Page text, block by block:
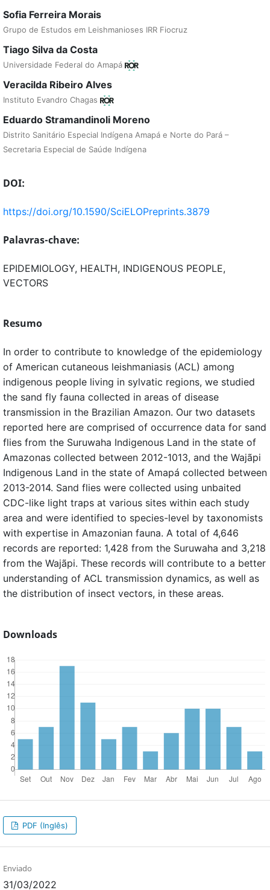
Sofia Ferreira Morais
Grupo de Estudos em Leishmanioses IRR Fiocruz
Tiago Silva da Costa
Universidade Federal do Amapá
Veracilda Ribeiro Alves
Instituto Evandro Chagas
Eduardo Stramandinoli Moreno
Distrito Sanitário Especial Indígena Amapá e Norte do Pará –
Secretaria Especial de Saúde Indígena
DOI:
https://doi.org/10.1590/SciELOPreprints.3879
Palavras-chave:
EPIDEMIOLOGY, HEALTH, INDIGENOUS PEOPLE,
VECTORS
Resumo
In order to contribute to knowledge of the epidemiology
of American cutaneous leishmaniasis (ACL) among
indigenous people living in sylvatic regions, we studied
the sand fly fauna collected in areas of disease
transmission in the Brazilian Amazon. Our two datasets
reported here are comprised of occurrence data for sand
flies from the Suruwaha Indigenous Land in the state of
Amazonas collected between 2012-1013, and the Wajãpi
Indigenous Land in the state of Amapá collected between
2013-2014. Sand flies were collected using unbaited
CDC-like light traps at various sites within each study
area and were identified to species-level by taxonomists
with expertise in Amazonian fauna. A total of 4,646
records are reported: 1,428 from the Suruwaha and 3,218
from the Wajãpi. These records will contribute to a better
understanding of ACL transmission dynamics, as well as
the distribution of insect vectors, in these areas.
Downloads
PDF (Inglês)
Enviado
31/03/2022